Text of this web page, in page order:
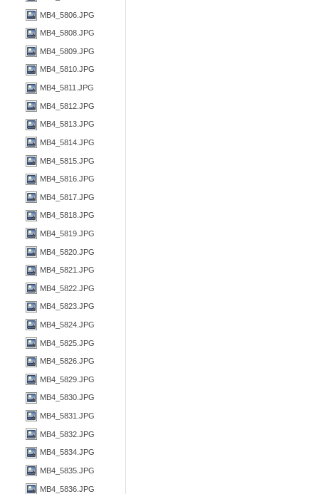
MB4_5806.JPG
MB4_5808.JPG
MB4_5809.JPG
MB4_5810.JPG
MB4_5811.JPG
MB4_5812.JPG
MB4_5813.JPG
MB4_5814.JPG
MB4_5815.JPG
MB4_5816.JPG
MB4_5817.JPG
MB4_5818.JPG
MB4_5819.JPG
MB4_5820.JPG
MB4_5821.JPG
MB4_5822.JPG
MB4_5823.JPG
MB4_5824.JPG
MB4_5825.JPG
MB4_5826.JPG
MB4_5829.JPG
MB4_5830.JPG
MB4_5831.JPG
MB4_5832.JPG
MB4_5834.JPG
MB4_5835.JPG
MB4_5836.JPG